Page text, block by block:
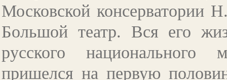
Московской консерватории
Большой театр. Вся его
русского национального
пришелся на первую